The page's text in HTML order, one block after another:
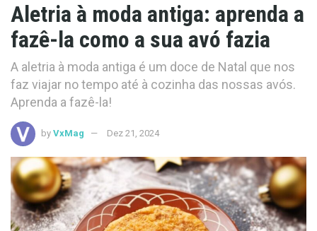
Aletria à moda antiga: aprenda a
fazê-la como a sua avó fazia
A aletria à moda antiga é um doce de Natal que nos
faz viajar no tempo até à cozinha das nossas avós.
Aprenda a fazê-la!
by VxMag Dez 21, 2024